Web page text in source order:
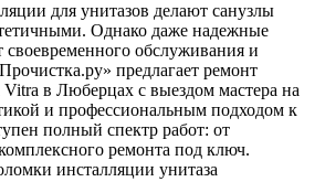
для унитазов делают санузлы
Однако даже надежные
своевременного обслуживания и
предлагает ремонт
Vitra в Люберцах с выездом мастера на
и профессиональным подходом к
полный спектр работ: от
ремонта под ключ.
инсталляции унитаза